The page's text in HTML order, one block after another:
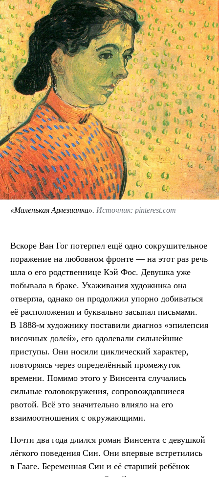
«Маленькая Арлезианка». Источник: pinterest.com
Вскоре Ван Гог потерпел ещё одно сокрушительное
поражение на любовном фронте — на этот раз речь
шла о его родственнице Кэй Фос. Девушка уже
побывала в браке. Ухаживания художника она
отвергла, однако он продолжил упорно добиваться
её расположения и буквально засыпал письмами.
В 1888-м художнику поставили диагноз «эпилепсия
височных долей», его одолевали сильнейшие
приступы. Они носили циклический характер,
повторяясь через определённый промежуток
времени. Помимо этого у Винсента случались
сильные головокружения, сопровождавшиеся
рвотой. Всё это значительно влияло на его
взаимоотношения с окружающими.
Почти два года длился роман Винсента с девушкой
лёгкого поведения Син. Они впервые встретились
в Гааге. Беременная Син и её старший ребёнок